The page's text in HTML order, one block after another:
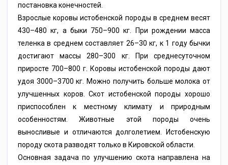
постановка конечностей.
Взрослые коровы истобенской породы в среднем весят
430–480 кг, а быки 750–900 кг. При рождении масса
теленка в среднем составляет 26–30 кг, к 1 году бычки
достигают массы 280–300 кг. При среднесуточном
приросте 700–800 г. Коровы истобенской породы дают
удоя 3000–3700 кг. Можно получить больше молока от
улучшенных коров. Скот истобенской породы хорошо
приспособлен к местному климату и природным
особенностям. Животные этой породы очень
выносливые и отличаются долголетием. Истобенскую
породу скота разводят только в Кировской области.
Основная задача по улучшению скота направлена на